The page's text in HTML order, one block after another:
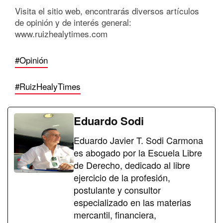
Visita el sitio web, encontrarás diversos artículos
de opinión y de interés general:
www.ruizhealytimes.com
#Opinión
#RuizHealyTimes
Eduardo Sodi
Eduardo Javier T. Sodi Carmona
es abogado por la Escuela Libre
de Derecho, dedicado al libre
ejercicio de la profesión,
postulante y consultor
especializado en las materias
mercantil, financiera,